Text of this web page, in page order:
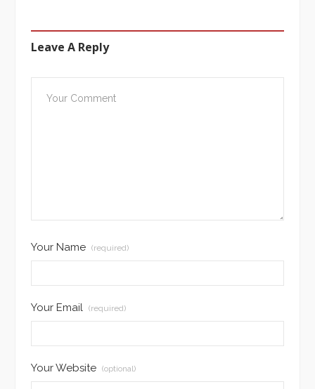
Leave A Reply
Your Name (required)
Your Email (required)
Your Website (optional)